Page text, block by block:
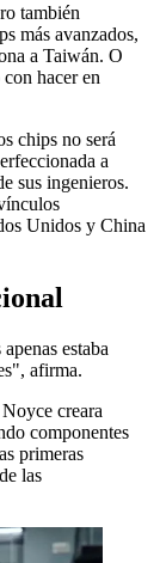
también
más avanzados,
a Taiwán. O
hacer en
chips no será
a
sus ingenieros.
Unidos y China
estaba
afirma.
creara
componentes
primeras
las